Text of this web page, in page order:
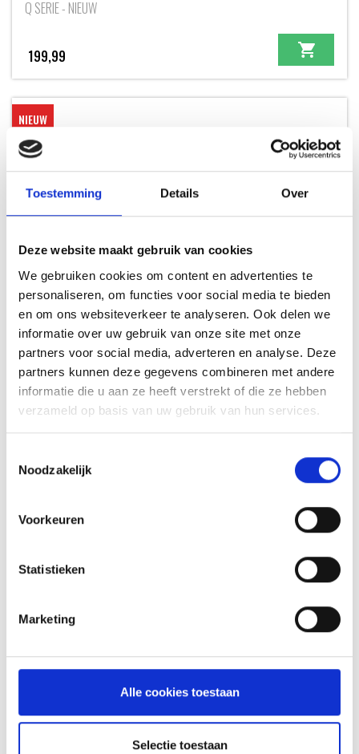
Toestemming Details Over
Deze website maakt gebruik van cookies
We gebruiken cookies om content en advertenties te
personaliseren, om functies voor social media te bieden
en om ons websiteverkeer te analyseren. Ook delen we
informatie over uw gebruik van onze site met onze
partners voor social media, adverteren en analyse. Deze
partners kunnen deze gegevens combineren met andere
informatie die u aan ze heeft verstrekt of die ze hebben
verzameld op basis van uw gebruik van hun services.
Noodzakelijk
Voorkeuren
Statistieken
Marketing
Alle cookies toestaan
Selectie toestaan
Q SERIE - NIEUW
199,99
NIEUW
HALVE PLANCHA VOOR Q 3200N+
Q SERIE - NIEUW
89,99
WEBER PREMIUM HOES VOOR Q 3200N+
69,99